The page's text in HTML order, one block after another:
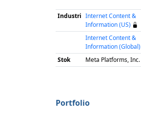
Industri Internet Content &
Information (US)
Internet Content &
Information (Global)
Stok Meta Platforms, Inc.
Portfolio